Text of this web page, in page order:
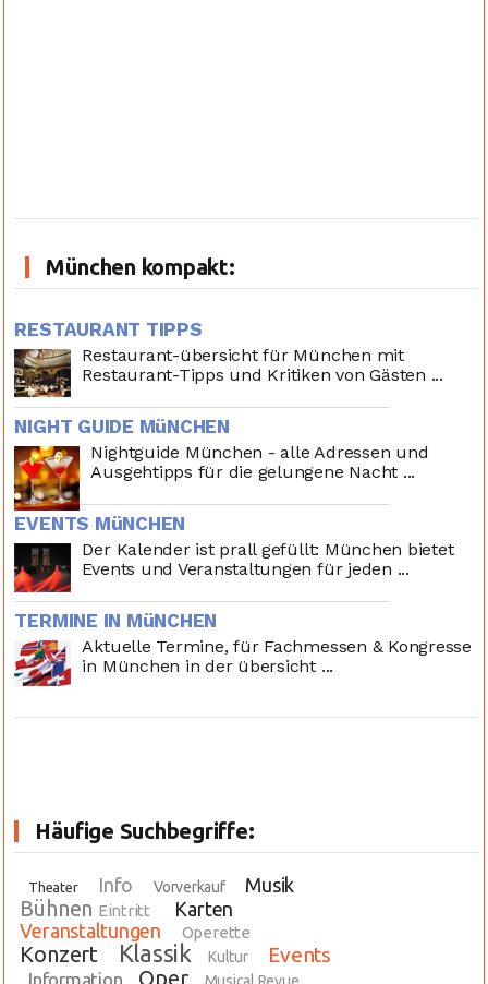
München kompakt:
RESTAURANT TIPPS
Restaurant-übersicht für München mit
Restaurant-Tipps und Kritiken von Gästen ...
NIGHT GUIDE MüNCHEN
Nightguide München - alle Adressen und
Ausgehtipps für die gelungene Nacht ...
EVENTS MüNCHEN
Der Kalender ist prall gefüllt: München bietet
Events und Veranstaltungen für jeden ...
TERMINE IN MüNCHEN
Aktuelle Termine, für Fachmessen & Kongresse
in München in der übersicht ...
Häufige Suchbegriffe:
Theater Info Vorverkauf Musik
Bühnen Eintritt
Karten
Veranstaltungen
Operette
Konzert Klassik Kultur Events
Information Oper